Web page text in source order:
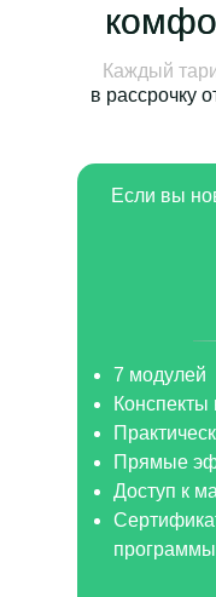
Каждый
в рассрочку
7 модулей
Конспекты
Прямые
Доступ к
программы
Если вы